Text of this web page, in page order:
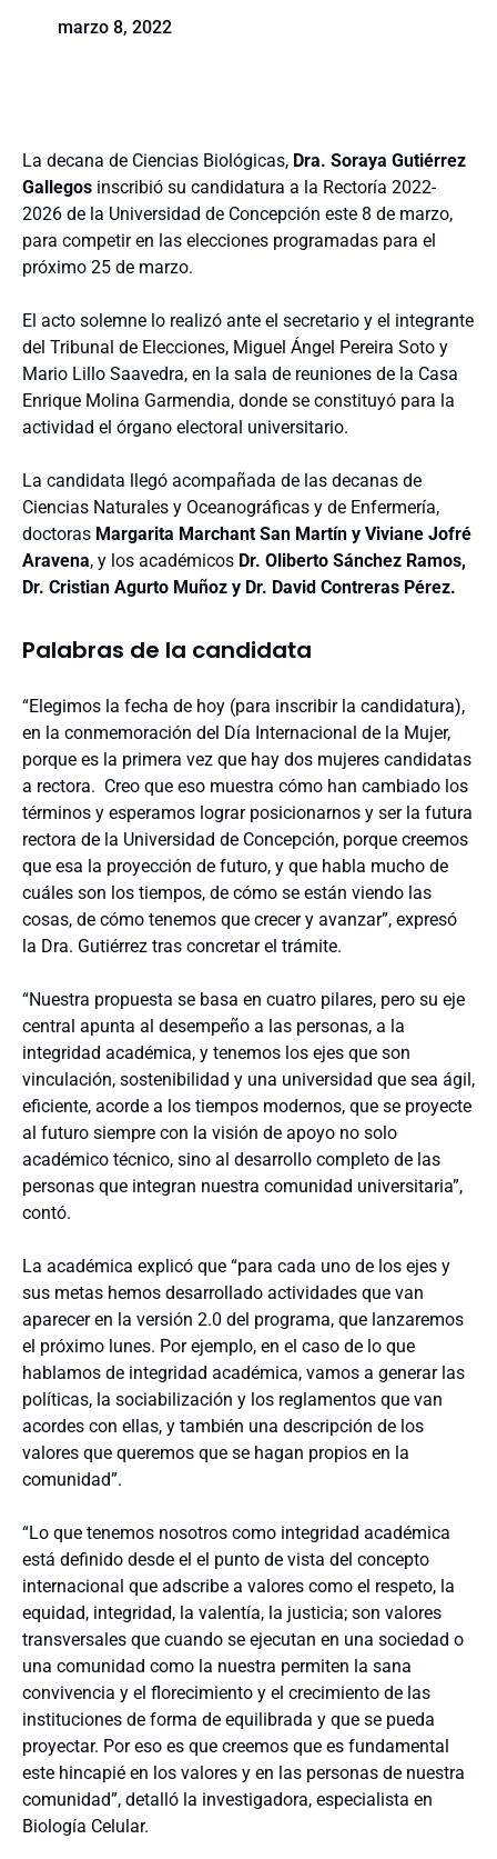
marzo 8, 2022
La decana de Ciencias Biológicas, Dra. Soraya Gutiérrez
Gallegos inscribió su candidatura a la Rectoría 2022-
2026 de la Universidad de Concepción este 8 de marzo,
para competir en las elecciones programadas para el
próximo 25 de marzo.
El acto solemne lo realizó ante el secretario y el integrante
del Tribunal de Elecciones, Miguel Ángel Pereira Soto y
Mario Lillo Saavedra, en la sala de reuniones de la Casa
Enrique Molina Garmendia, donde se constituyó para la
actividad el órgano electoral universitario.
La candidata llegó acompañada de las decanas de
Ciencias Naturales y Oceanográficas y de Enfermería,
doctoras Margarita Marchant San Martín y Viviane Jofré
Aravena, y los académicos Dr. Oliberto Sánchez Ramos,
Dr. Cristian Agurto Muñoz y Dr. David Contreras Pérez.
Palabras de la candidata
“Elegimos la fecha de hoy (para inscribir la candidatura),
en la conmemoración del Día Internacional de la Mujer,
porque es la primera vez que hay dos mujeres candidatas
a rectora. Creo que eso muestra cómo han cambiado los
términos y esperamos lograr posicionarnos y ser la futura
rectora de la Universidad de Concepción, porque creemos
que esa la proyección de futuro, y que habla mucho de
cuáles son los tiempos, de cómo se están viendo las
cosas, de cómo tenemos que crecer y avanzar”, expresó
la Dra. Gutiérrez tras concretar el trámite.
“Nuestra propuesta se basa en cuatro pilares, pero su eje
central apunta al desempeño a las personas, a la
integridad académica, y tenemos los ejes que son
vinculación, sostenibilidad y una universidad que sea ágil,
eficiente, acorde a los tiempos modernos, que se proyecte
al futuro siempre con la visión de apoyo no solo
académico técnico, sino al desarrollo completo de las
personas que integran nuestra comunidad universitaria”,
contó.
La académica explicó que “para cada uno de los ejes y
sus metas hemos desarrollado actividades que van
aparecer en la versión 2.0 del programa, que lanzaremos
el próximo lunes. Por ejemplo, en el caso de lo que
hablamos de integridad académica, vamos a generar las
políticas, la sociabilización y los reglamentos que van
acordes con ellas, y también una descripción de los
valores que queremos que se hagan propios en la
comunidad”.
“Lo que tenemos nosotros como integridad académica
está definido desde el el punto de vista del concepto
internacional que adscribe a valores como el respeto, la
equidad, integridad, la valentía, la justicia; son valores
transversales que cuando se ejecutan en una sociedad o
una comunidad como la nuestra permiten la sana
convivencia y el florecimiento y el crecimiento de las
instituciones de forma de equilibrada y que se pueda
proyectar. Por eso es que creemos que es fundamental
este hincapié en los valores y en las personas de nuestra
comunidad”, detalló la investigadora, especialista en
Biología Celular.